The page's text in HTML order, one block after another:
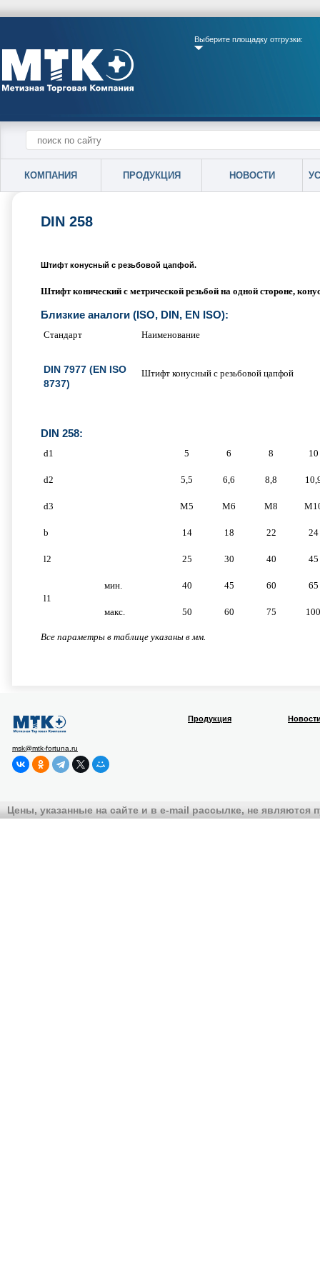
Выберите площадку отгрузки:
КОМПАНИЯ ПРОДУКЦИЯ НОВОСТИ
DIN 258
Штифт конусный с резьбовой цапфой.
Штифт конический с метрической резьбой на одной стороне,
Близкие аналоги (ISO, DIN, EN ISO):
Стандарт Наименование
DIN 7977 (EN ISO
8737)
Штифт конусный с резьбовой цапфой
DIN 258:
d1 5 6 8 10
d2 5,5 6,6 8,8
d3 M5 M6 M8
b 14 18 22 24
l2 25 30 40 45
l1
мин. 40 45 60 65
макс. 50 60 75 100
Все параметры в таблице указаны в мм.
msk@mtk-fortuna.ru
Продукция
Цены, указанные на сайте и в e-mail рассылке, не являются